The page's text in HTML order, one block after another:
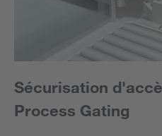
Sécurisation
Process Gating